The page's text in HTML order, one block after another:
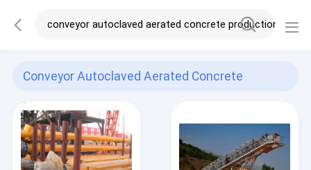
Conveyor Autoclaved Aerated Concrete
Production Line
(17)